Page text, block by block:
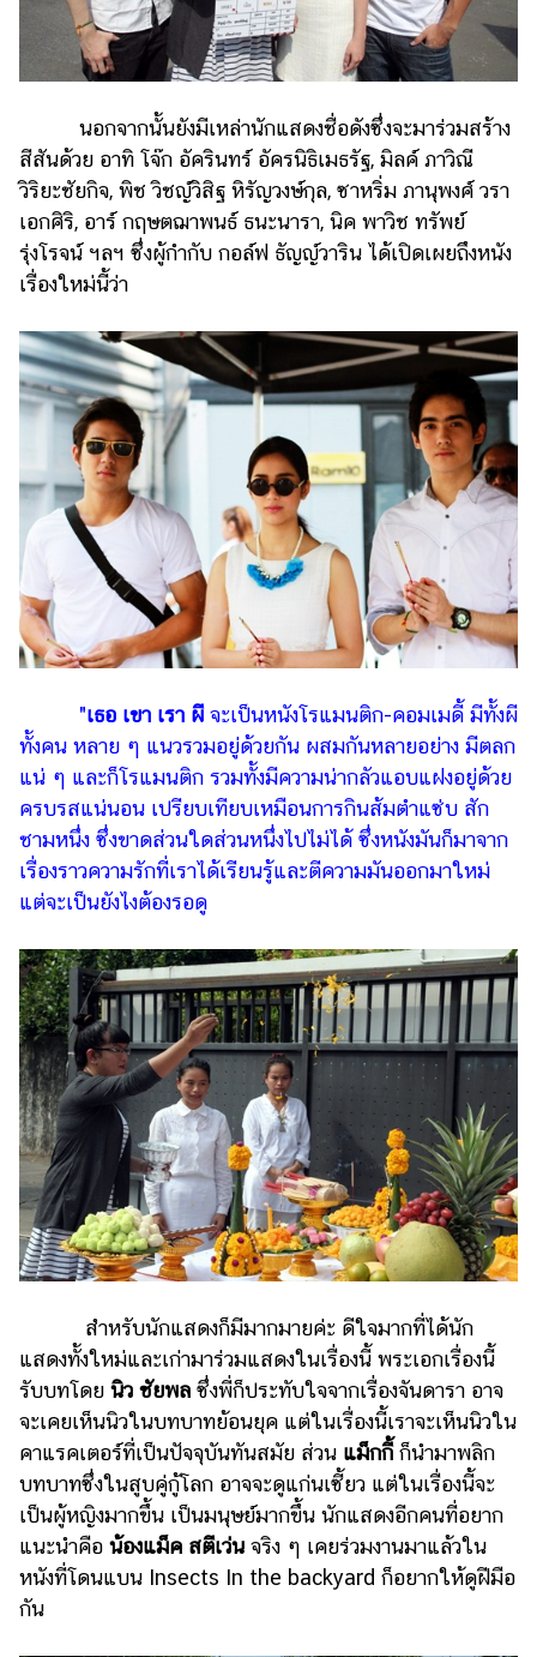
นอกจากนั้นยังมีเหล่านักแสดงชื่อดังซึ่งจะมาร่วมสร้าง
สีสันด้วย อาทิ โจ๊ก อัครินทร์ อัครนิธิเมธรัฐ, มิลค์ ภาวิณี
วิริยะชัยกิจ, พิช วิชญ์วิสิฐ หิรัญวงษ์กุล, ซาหริ่ม ภานุพงศ์ วรา
เอกศิริ, อาร์ กฤษตฌาพนธ์ ธนะนารา, นิค พาวิช ทรัพย์
รุ่งโรจน์ ฯลฯ ซึ่งผู้กำกับ กอล์ฟ ธัญญ์วาริน ได้เปิดเผยถึงหนัง
เรื่องใหม่นี้ว่า
"เธอ เขา เรา ผีจะเป็นหนังโรแมนติก-คอมเมดี้ มีทั้งผี
ทั้งคน หลาย ๆ แนวรวมอยู่ด้วยกัน ผสมกันหลายอย่าง มีตลก
แน่ ๆ และก็โรแมนติก รวมทั้งมีความน่ากลัวแอบแฝงอยู่ด้วย
ครบรสแน่นอน เปรียบเทียบเหมือนการกินส้มตำแซ่บ สัก
ชามหนึ่ง ซึ่งขาดส่วนใดส่วนหนึ่งไปไม่ได้ ซึ่งหนังมันก็มาจาก
เรื่องราวความรักที่เราได้เรียนรู้และตีความมันออกมาใหม่
แต่จะเป็นยังไงต้องรอดู
สำหรับนักแสดงก็มีมากมายค่ะ ดีใจมากที่ได้นัก
แสดงทั้งใหม่และเก่ามาร่วมแสดงในเรื่องนี้ พระเอกเรื่องนี้
รับบทโดย นิว ชัยพล ซึ่งพี่ก็ประทับใจจากเรื่องจันดารา อาจ
จะเคยเห็นนิวในบทบาทย้อนยุค แต่ในเรื่องนี้เราจะเห็นนิวใน
คาแรคเตอร์ที่เป็นปัจจุบันทันสมัย ส่วน แม็กกี้ก็นำมาพลิก
บทบาทซึ่งในสูบคู่กู้โลก อาจจะดูแก่นเซี้ยว แต่ในเรื่องนี้จะ
เป็นผู้หญิงมากขึ้น เป็นมนุษย์มากขึ้น นักแสดงอีกคนที่อยาก
แนะนำคือ น้องแม็ค สตีเว่น จริง ๆ เคยร่วมงานมาแล้วใน
หนังที่โดนแบน Insects In the backyard ก็อยากให้ดูฝีมือ
กัน